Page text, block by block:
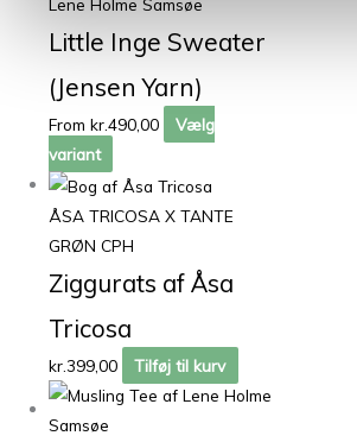
Lene Holme Samsøe
Little Inge Sweater
(Jensen Yarn)
Fromkr.490,00
Vælg
variant
ÅSA TRICOSA X TANTE
GRØN CPH
Ziggurats af Åsa
Tricosa
kr.399,00 Tilføj til kurv